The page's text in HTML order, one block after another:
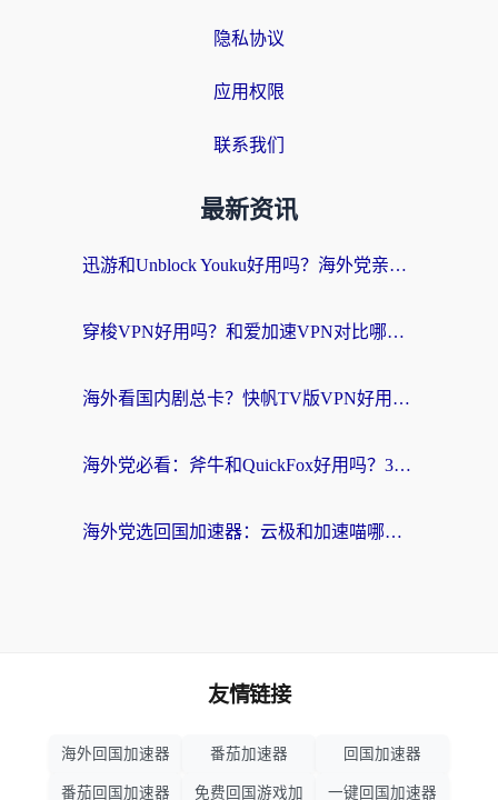
隐私协议
应用权限
联系我们
最新资讯
迅游和Unblock Youku好用吗？海外党亲测：3个维度教你选对回国加速器
穿梭VPN好用吗？和爱加速VPN对比哪个回国效果更好？海外党必看的实用指南
海外看国内剧总卡？快帆TV版VPN好用吗？和海牛VPN对比哪个回国效果更好？
海外党必看：斧牛和QuickFox好用吗？3步选对回国加速器，无缝刷国内剧玩游戏
海外党选回国加速器：云极和加速喵哪个好？附3款热门工具实测对比
友情链接
海外回国加速器 番茄加速器 回国加速器
番茄回国加速器 免费回国游戏加 一键回国加速器